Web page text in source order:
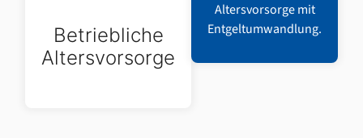
Betriebliche
Altersvorsorge
Altersvorsorge mit
Entgeltumwandlung.